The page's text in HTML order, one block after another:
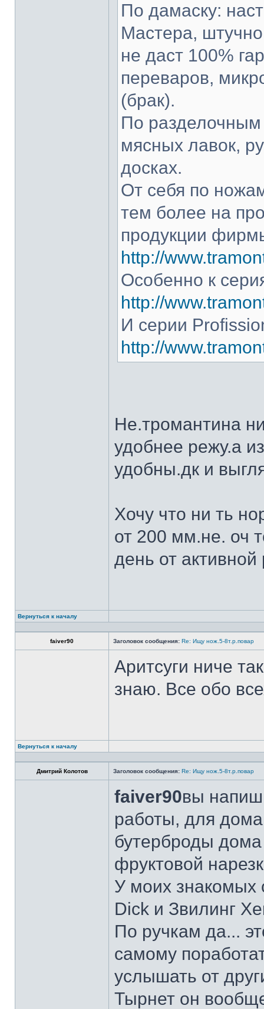
По дамаску:
Мастера,
не даст 100%
переваров,
(брак).
По разделочным
мясных лавок,
досках.
От себя по
тем более на
продукции
http://
Особенно к
http://
И серии
http://
Не.тромантина
удобнее режу.а
удобны.дк и
Хочу что ни ть
от 200 мм.не. оч
день от
Вернуться к началу
faiver90 Заголовок сообщения: Re: Ищу нож.5-8т.р.повар
Аритсуги ниче
знаю. Все обо
Вернуться к началу
Дмитрий Колотов Заголовок сообщения: Re: Ищу нож.5-8т.р.повар
faiver90вы
работы, для
бутерброды дома
фруктовой
У моих знакомых
Dick и Звилинг
По ручкам да...
самому
услышать от
Тырнет он